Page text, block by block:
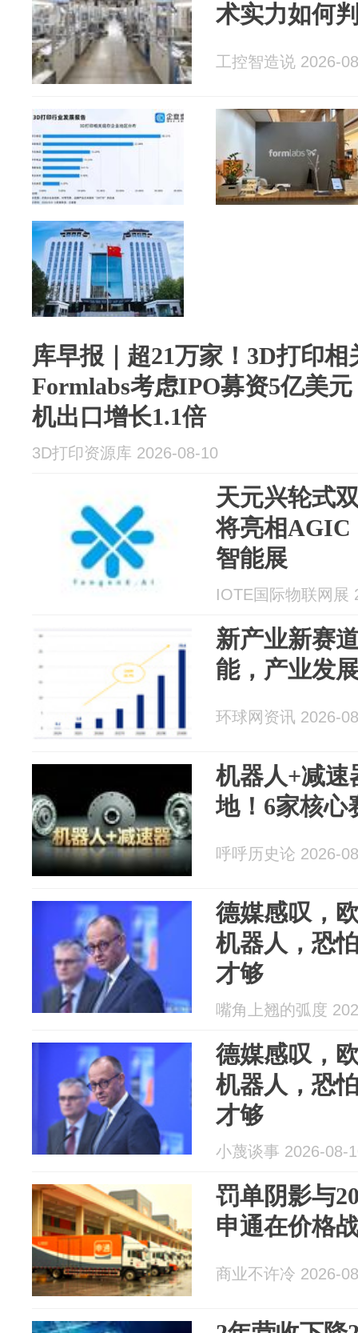
术实力如何
工控智造说 2026-
库早报｜超21万家！3D打印
Formlabs考虑IPO募资5亿美
机出口增长1.1倍
3D打印资源库 2026-08-10
天元兴轮式
将亮相AGIC
智能展
IOTE国际物联网展
新产业新赛
能，产业发
环球网资讯 2026-
机器人+减速
地！6家核心
呼呼历史论 2026-
德媒感叹，
机器人，恐
才够
嘴角上翘的弧度
德媒感叹，
机器人，恐
才够
小蔑谈事 2026-08-
罚单阴影与
申通在价格
商业不许冷 2026-